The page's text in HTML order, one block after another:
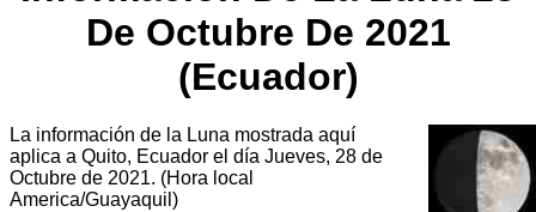
De Octubre De 2021
(Ecuador)
La información de la Luna mostrada aquí
aplica a Quito, Ecuador el día Jueves, 28 de
Octubre de 2021. (Hora local
America/Guayaquil)